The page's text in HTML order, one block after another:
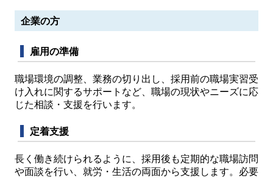
企業の方
雇用の準備
職場環境の調整、業務の切り出し、採用前の職場実習受
け入れに関するサポートなど、職場の現状やニーズに応
じた相談・支援を行います。
定着支援
長く働き続けられるように、採用後も定期的な職場訪問
や面談を行い、就労・生活の両面から支援します。必要